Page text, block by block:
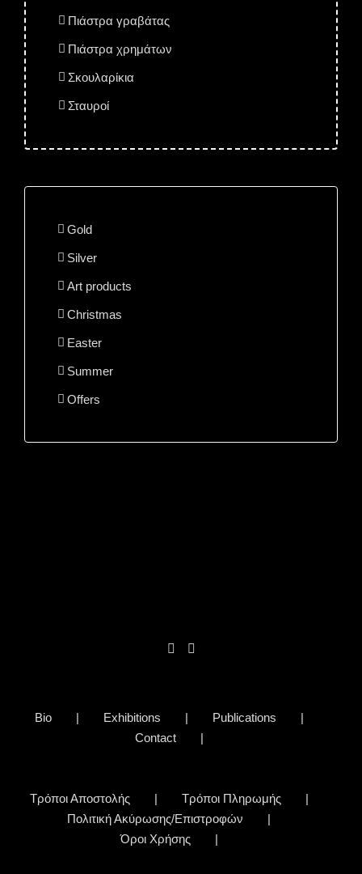
Πιάστρα γραβάτας
Πιάστρα χρημάτων
Σκουλαρίκια
Σταυροί
Gold
Silver
Art products
Christmas
Easter
Summer
Offers
Bio Exhibitions
Publications
Contact
Τρόποι Αποστολής
Τρόποι Πληρωμής
Πολιτική Ακύρωσης/Επιστροφών
Όροι Χρήσης